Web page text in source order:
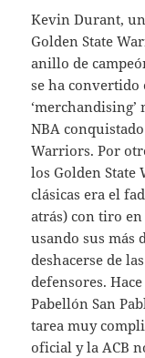
Kevin Durant,
Golden State
anillo de
se ha convertido
NBA
Warriors. Por
los Golden State
clásicas era el
atrás) con tiro
usando sus más
deshacerse de
defensores.
Pabellón San
tarea muy
oficial y la ACB